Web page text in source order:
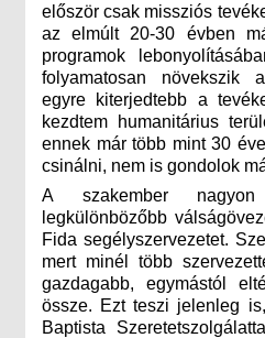
először csak missziós
az elmúlt 20-30 évben
programok
folyamatosan növekszik
egyre kiterjedtebb a
kezdtem humanitárius
ennek már több mint 30
csinálni, nem is gondolok
A szakember
legkülönbözőbb
Fida segélyszervezetet.
mert minél több
gazdagabb, egymástól
össze. Ezt teszi jelenleg
Baptista